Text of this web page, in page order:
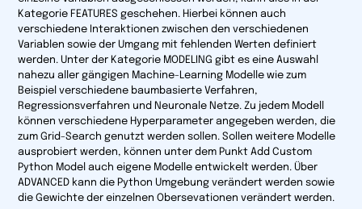
Kategorie FEATURES geschehen. Hierbei können auch
verschiedene Interaktionen zwischen den verschiedenen
Variablen sowie der Umgang mit fehlenden Werten definiert
werden. Unter der Kategorie MODELING gibt es eine Auswahl
nahezu aller gängigen Machine-Learning Modelle wie zum
Beispiel verschiedene baumbasierte Verfahren,
Regressionsverfahren und Neuronale Netze. Zu jedem Modell
können verschiedene Hyperparameter angegeben werden, die
zum Grid-Search genutzt werden sollen. Sollen weitere Modelle
ausprobiert werden, können unter dem Punkt Add Custom
Python Model auch eigene Modelle entwickelt werden. Über
ADVANCED kann die Python Umgebung verändert werden sowie
die Gewichte der einzelnen Obersevationen verändert werden.